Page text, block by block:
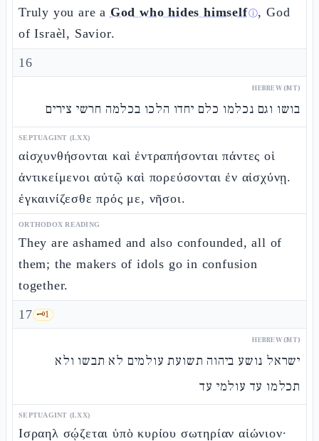
Truly you are a God who hides himselfⓘ, God
of Israèl, Savior.
16
HEBREW (MT)
בושו וגם נכלמו כלם יחדו הלכו בכלמה חרשי צירים
SEPTUAGINT (LXX)
αἰσχυνθήσονται καὶ ἐντραπήσονται πάντες οἱ
ἀντικείμενοι αὐτῷ καὶ πορεύσονται ἐν αἰσχύνῃ.
ἐγκαινίζεσθε πρός με, νῆσοι.
ORTHODOX READING
They are ashamed and also confounded, all of
them; the makers of idols go in confusion
together.
17 🗝️1
HEBREW (MT)
ישראל נושע ביהוה תשועת עולמים לא תבשו ולא
תכלמו עד עולמי עד
SEPTUAGINT (LXX)
Ισραηλ σῴζεται ὑπὸ κυρίου σωτηρίαν αἰώνιον·